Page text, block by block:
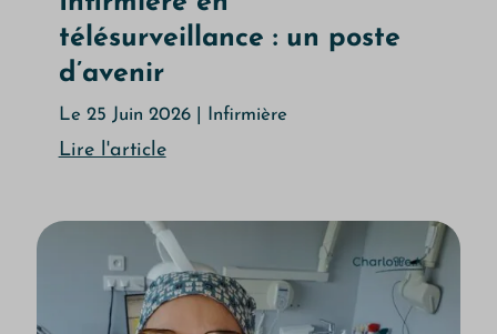
télésurveillance : un poste
d’avenir
Le 25 Juin 2026| Infirmière
Lire l'article